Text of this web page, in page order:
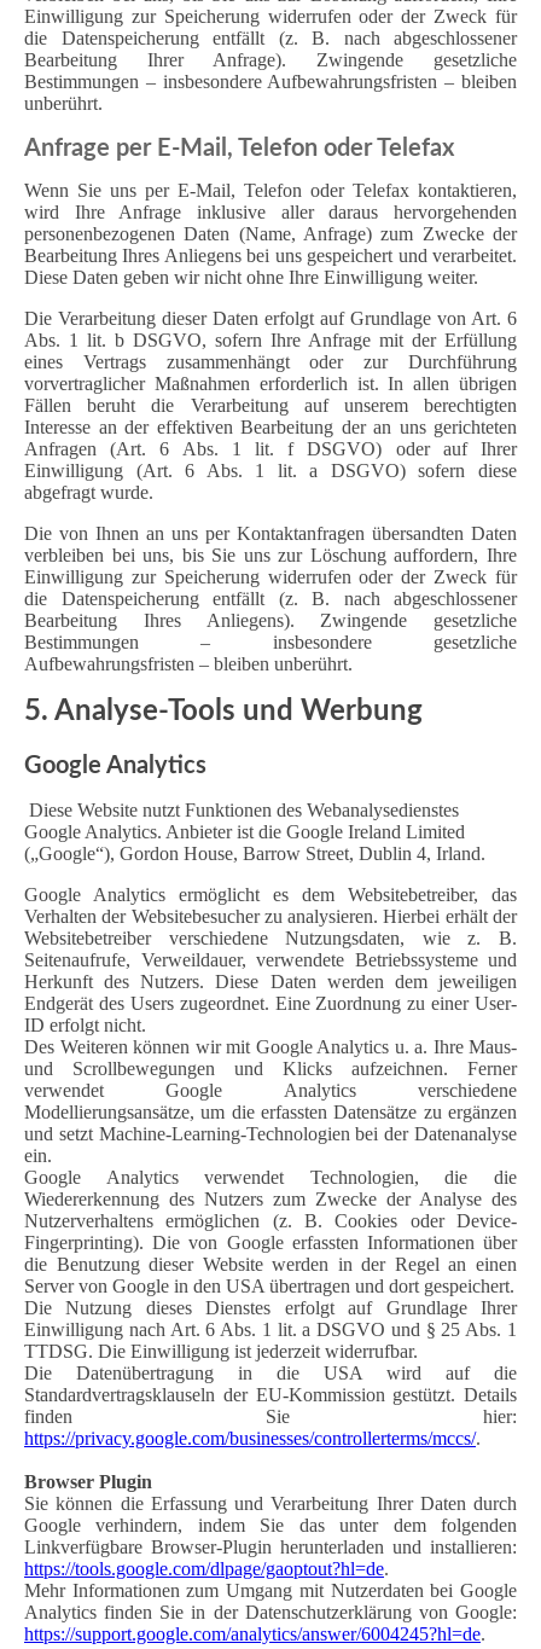
Einwilligung zur Speicherung widerrufen oder der Zweck für
die Datenspeicherung entfällt (z. B. nach abgeschlossener
Bearbeitung Ihrer Anfrage). Zwingende gesetzliche
Bestimmungen – insbesondere Aufbewahrungsfristen – bleiben
unberührt.
Anfrage per E-Mail, Telefon oder Telefax
Wenn Sie uns per E-Mail, Telefon oder Telefax kontaktieren,
wird Ihre Anfrage inklusive aller daraus hervorgehenden
personenbezogenen Daten (Name, Anfrage) zum Zwecke der
Bearbeitung Ihres Anliegens bei uns gespeichert und verarbeitet.
Diese Daten geben wir nicht ohne Ihre Einwilligung weiter.
Die Verarbeitung dieser Daten erfolgt auf Grundlage von Art. 6
Abs. 1 lit. b DSGVO, sofern Ihre Anfrage mit der Erfüllung
eines Vertrags zusammenhängt oder zur Durchführung
vorvertraglicher Maßnahmen erforderlich ist. In allen übrigen
Fällen beruht die Verarbeitung auf unserem berechtigten
Interesse an der effektiven Bearbeitung der an uns gerichteten
Anfragen (Art. 6 Abs. 1 lit. f DSGVO) oder auf Ihrer
Einwilligung (Art. 6 Abs. 1 lit. a DSGVO) sofern diese
abgefragt wurde.
Die von Ihnen an uns per Kontaktanfragen übersandten Daten
verbleiben bei uns, bis Sie uns zur Löschung auffordern, Ihre
Einwilligung zur Speicherung widerrufen oder der Zweck für
die Datenspeicherung entfällt (z. B. nach abgeschlossener
Bearbeitung Ihres Anliegens). Zwingende gesetzliche
Bestimmungen – insbesondere gesetzliche
Aufbewahrungsfristen – bleiben unberührt.
5. Analyse-Tools und Werbung
Google Analytics
Diese Website nutzt Funktionen des Webanalysedienstes
Google Analytics. Anbieter ist die Google Ireland Limited
(„Google“), Gordon House, Barrow Street, Dublin 4, Irland.
Google Analytics ermöglicht es dem Websitebetreiber, das
Verhalten der Websitebesucher zu analysieren. Hierbei erhält der
Websitebetreiber verschiedene Nutzungsdaten, wie z. B.
Seitenaufrufe, Verweildauer, verwendete Betriebssysteme und
Herkunft des Nutzers. Diese Daten werden dem jeweiligen
Endgerät des Users zugeordnet. Eine Zuordnung zu einer User-
ID erfolgt nicht.
Des Weiteren können wir mit Google Analytics u. a. Ihre Maus-
und Scrollbewegungen und Klicks aufzeichnen. Ferner
verwendet Google Analytics verschiedene
Modellierungsansätze, um die erfassten Datensätze zu ergänzen
und setzt Machine-Learning-Technologien bei der Datenanalyse
ein.
Google Analytics verwendet Technologien, die die
Wiedererkennung des Nutzers zum Zwecke der Analyse des
Nutzerverhaltens ermöglichen (z. B. Cookies oder Device-
Fingerprinting). Die von Google erfassten Informationen über
die Benutzung dieser Website werden in der Regel an einen
Server von Google in den USA übertragen und dort gespeichert.
Die Nutzung dieses Dienstes erfolgt auf Grundlage Ihrer
Einwilligung nach Art. 6 Abs. 1 lit. a DSGVO und § 25 Abs. 1
TTDSG. Die Einwilligung ist jederzeit widerrufbar.
Die Datenübertragung in die USA wird auf die
Standardvertragsklauseln der EU-Kommission gestützt. Details
finden Sie hier:
https://privacy.google.com/businesses/controllerterms/mccs/.
Browser Plugin
Sie können die Erfassung und Verarbeitung Ihrer Daten durch
Google verhindern, indem Sie das unter dem folgenden
Linkverfügbare Browser-Plugin herunterladen und installieren:
https://tools.google.com/dlpage/gaoptout?hl=de.
Mehr Informationen zum Umgang mit Nutzerdaten bei Google
Analytics finden Sie in der Datenschutzerklärung von Google:
https://support.google.com/analytics/answer/6004245?hl=de.